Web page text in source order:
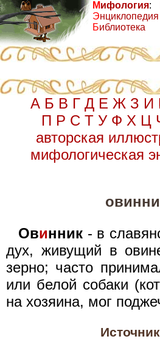
Мифология:
Энциклопедия
Библиотека
А Б В Г Д Е Ж З И
П Р С Т У Ф Х Ц
авторская
мифологическая
Овинник - в
дух, живущий в
зерно; часто
или белой собаки
на хозяина, мог